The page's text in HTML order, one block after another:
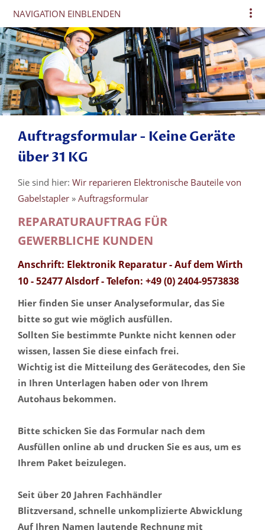
NAVIGATION EINBLENDEN
Auftragsformular - Keine Geräte
über 31 KG
Sie sind hier: Wir reparieren Elektronische Bauteile von
Gabelstapler » Auftragsformular
REPARATURAUFTRAG FÜR
GEWERBLICHE KUNDEN
Anschrift: Elektronik Reparatur - Auf dem Wirth
10 - 52477 Alsdorf - Telefon: +49 (0) 2404-9573838
Hier finden Sie unser Analyseformular, das Sie
bitte so gut wie möglich ausfüllen.
Sollten Sie bestimmte Punkte nicht kennen oder
wissen, lassen Sie diese einfach frei.
Wichtig ist die Mitteilung des Gerätecodes, den Sie
in Ihren Unterlagen haben oder von Ihrem
Autohaus bekommen.
Bitte schicken Sie das Formular nach dem
Ausfüllen online ab und drucken Sie es aus, um es
Ihrem Paket beizulegen.
Seit über 20 Jahren Fachhändler
Blitzversand, schnelle unkomplizierte Abwicklung
Auf Ihren Namen lautende Rechnung mit